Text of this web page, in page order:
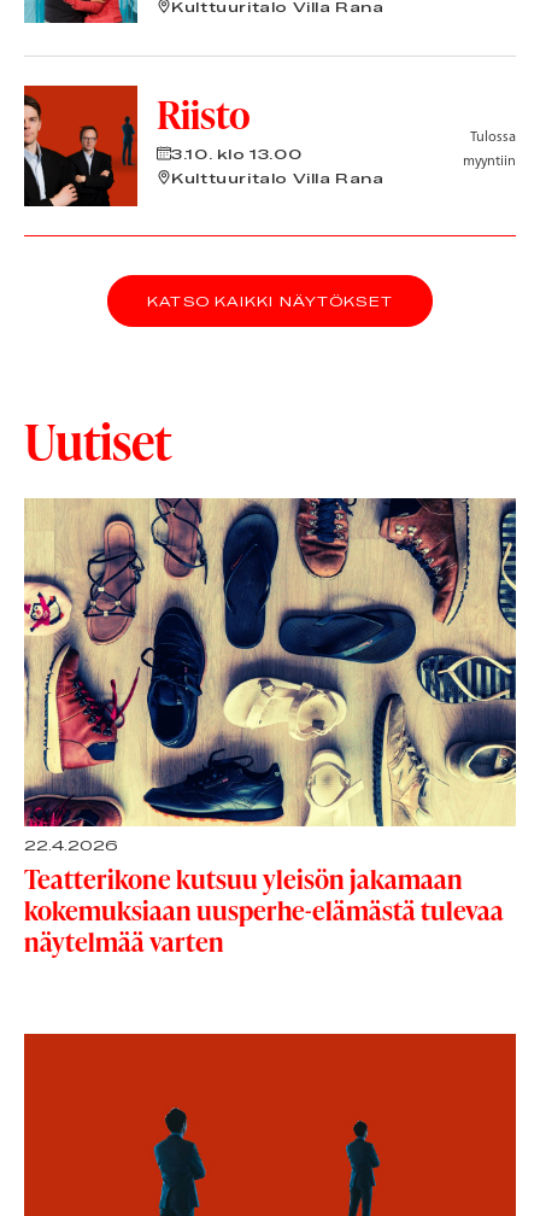
Kulttuuritalo Villa Rana
Riisto
3.10. klo 13.00
Kulttuuritalo Villa Rana
Tulossa
myyntiin
KATSO KAIKKI NÄYTÖKSET
Uutiset
22.4.2026
Teatterikone kutsuu yleisön jakamaan
kokemuksiaan uusperhe-elämästä tulevaa
näytelmää varten